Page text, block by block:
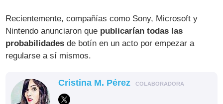
Recientemente, compañías como Sony, Microsoft y
Nintendo anunciaron que publicarían todas las
probabilidades de botín en un acto por empezar a
regularse a sí mismos.
Cristina M. Pérez COLABORADORA